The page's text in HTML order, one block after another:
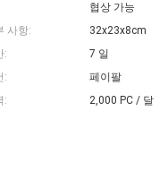
협상 가능
사항:
32x23x8cm
:
7 일
:
페이팔
:
2,000 PC / 달